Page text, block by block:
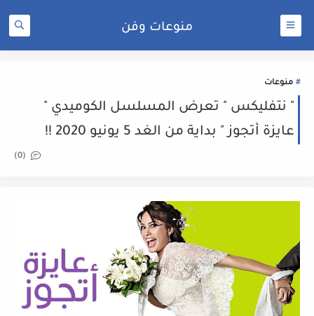
منوعات وفن
منوعات
" نتفليكس " تعرض المسلسل الكوميدي "
عايزة أتجوز " بداية من الغد 5 يونيو 2020 !!
(0)